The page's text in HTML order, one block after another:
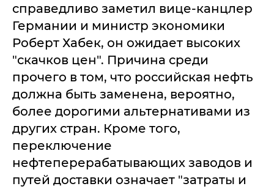
справедливо заметил вице-канцлер
Германии и министр экономики
Роберт Хабек, он ожидает высоких
"скачков цен". Причина среди
прочего в том, что российская нефть
должна быть заменена, вероятно,
более дорогими альтернативами из
других стран. Кроме того,
переключение
нефтеперерабатывающих заводов и
путей доставки означает "затраты и